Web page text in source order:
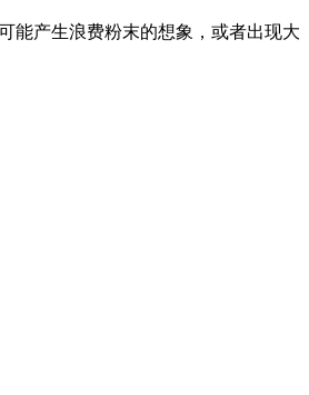
能产生浪费粉末的想象，或者出现大